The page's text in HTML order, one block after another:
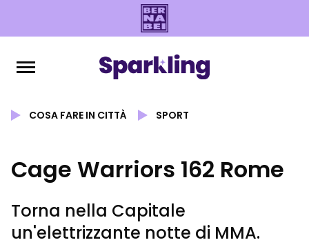
COSA FARE IN CITTÀ SPORT
Cage Warriors 162 Rome
Torna nella Capitale
un'elettrizzante notte di MMA.